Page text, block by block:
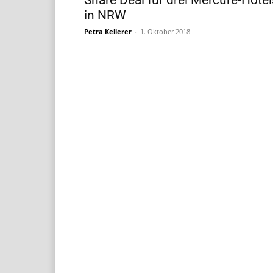
in NRW
Petra Kellerer - 1. Oktober 2018